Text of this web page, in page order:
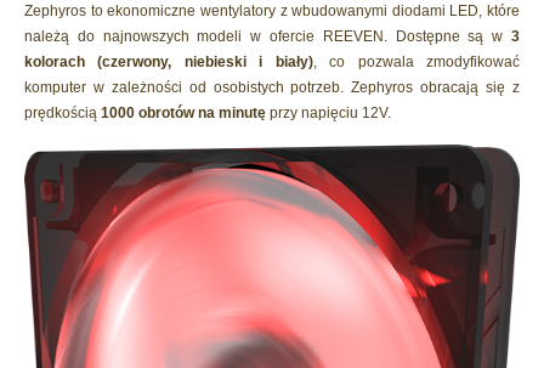
Zephyros to ekonomiczne wentylatory z wbudowanymi diodami LED, które
należą do najnowszych modeli w ofercie REEVEN. Dostępne są w 3
kolorach (czerwony, niebieski i biały), co pozwala zmodyfikować
komputer w zależności od osobistych potrzeb. Zephyros obracają się z
prędkością 1000 obrotów na minutę przy napięciu 12V.